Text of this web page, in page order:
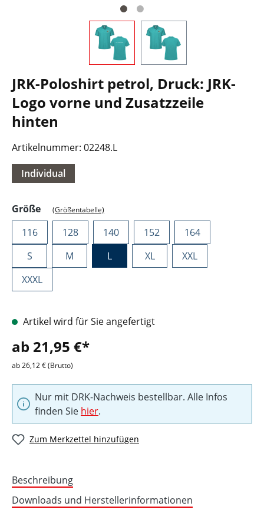
JRK-Poloshirt petrol, Druck: JRK-
Logo vorne und Zusatzzeile
hinten
Artikelnummer: 02248.L
Individual
Größeauswählen
(Größentabelle)
116 128 140 152
164
S
M L XL
XXL
XXXL
Artikel wird für Sie angefertigt
ab 21,95 €*
ab 26,12 € (Brutto)
Nur mit DRK-Nachweis bestellbar. Alle Infos
finden Sie hier.
Zum Merkzettel hinzufügen
Beschreibung
Downloads und Herstellerinformationen